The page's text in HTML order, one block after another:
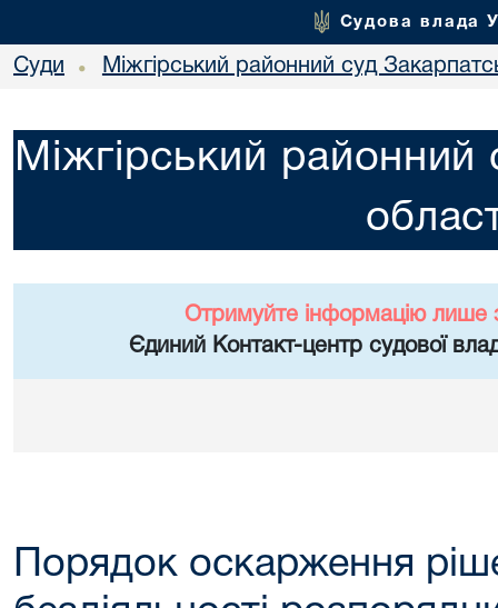
Судова влада
Суди • Міжгірський районний суд
Міжгірський районний
Отримуйте інформацію лише
Єдиний Контакт-центр судової
Порядок оскарження